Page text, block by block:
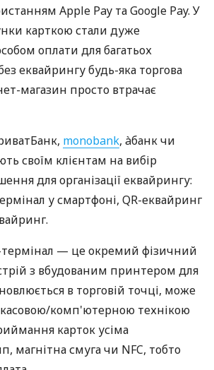
Apple Pay та Google Pay. У
карткою стали дуже
оплати для багатьох
еквайрингу будь-яка торгова
магазин просто втрачає
monobank, àбанк чи
своїм клієнтам на вибір
для організації еквайрингу:
у смартфоні, QR-еквайринг
— це окремий фізичний
з вбудованим принтером для
в торговій точці, може
касовою/комп'ютерною технікою
карток усіма
магнітна смуга чи NFC, тобто